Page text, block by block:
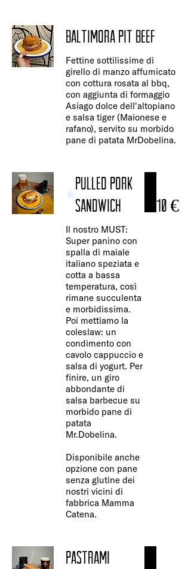
BALTIMORA PIT BEEF
Fettine sottilissime di
girello di manzo affumicato
con cottura rosata al bbq,
con aggiunta di formaggio
Asiago dolce dell'altopiano
e salsa tiger (Maionese e
rafano), servito su morbido
pane di patata MrDobelina.
PULLED PORK
SANDWICH
Il nostro MUST:
Super panino con
spalla di maiale
italiano speziata e
cotta a bassa
temperatura, così
rimane succulenta
e morbidissima.
Poi mettiamo la
coleslaw: un
condimento con
cavolo cappuccio e
salsa di yogurt. Per
finire, un giro
abbondante di
salsa barbecue su
morbido pane di
patata
Mr.Dobelina.
Disponibile anche
opzione con pane
senza glutine dei
nostri vicini di
fabbrica Mamma
Catena.
10 €
PASTRAMI